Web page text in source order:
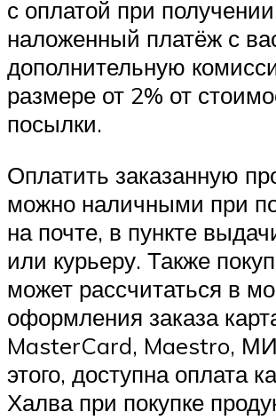
с оплатой при
наложенный платёж с
дополнительную
размере от 2% от
посылки.
Оплатить заказанную
можно наличными при
на почте, в пункте
или курьеру. Также
может рассчитаться в
оформления заказа
MasterCard, Maestro,
этого, доступна оплата
Халва при покупке